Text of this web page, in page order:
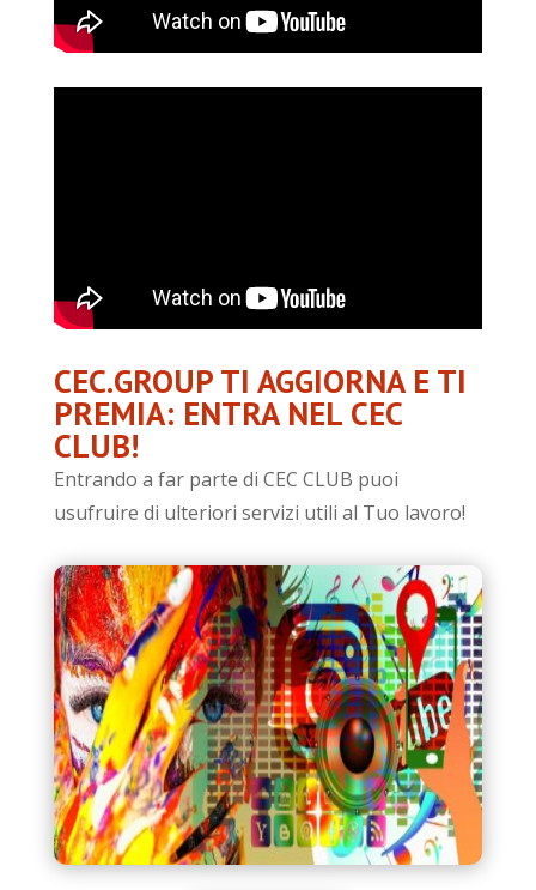
CEC.GROUP TI AGGIORNA E TI
PREMIA: ENTRA NEL CEC
CLUB!
Entrando a far parte di CEC CLUB puoi
usufruire di ulteriori servizi utili al Tuo lavoro!